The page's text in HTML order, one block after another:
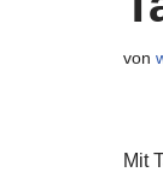
von
Mit